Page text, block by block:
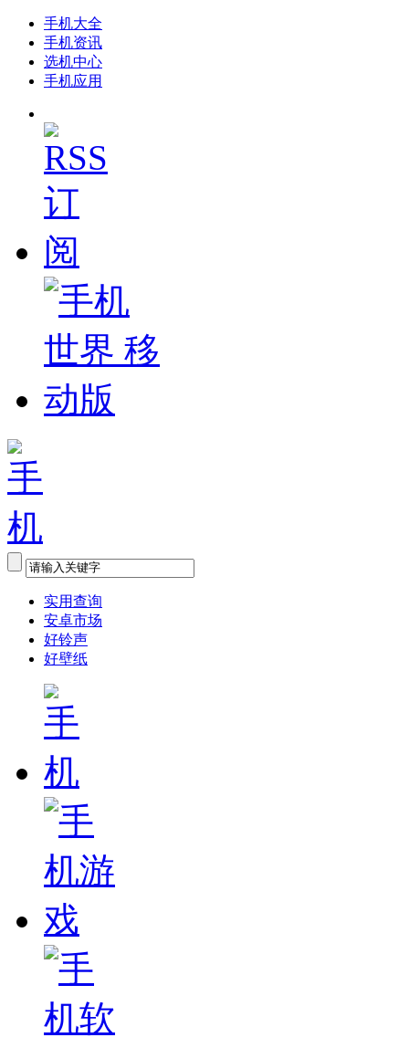
手机大全
手机资讯
选机中心
手机应用
实用查询
安卓市场
好铃声
好壁纸